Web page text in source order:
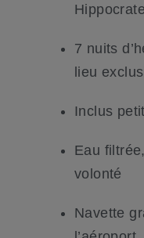
7 nuits
lieu
Inclus
Eau
volonté
Navette